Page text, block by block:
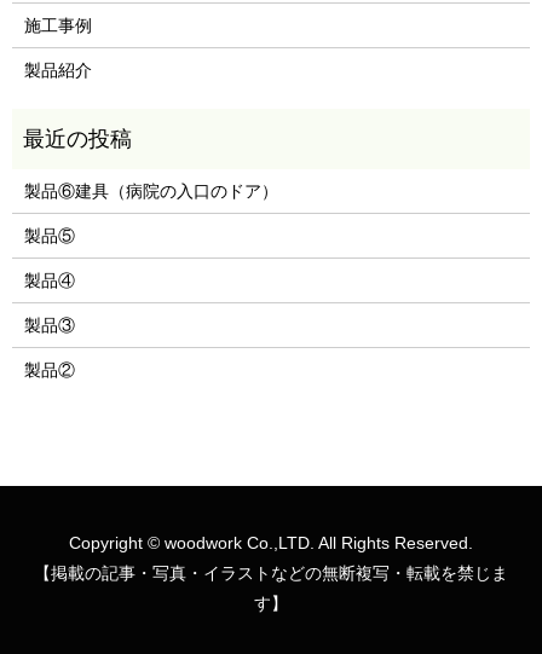
施工事例
製品紹介
製品⑥建具（病院の入口のドア）
製品⑤
製品④
製品③
製品②
Copyright © woodwork Co.,LTD. All Rights Reserved.
【掲載の記事・写真・イラストなどの無断複写・転載を禁じま
す】